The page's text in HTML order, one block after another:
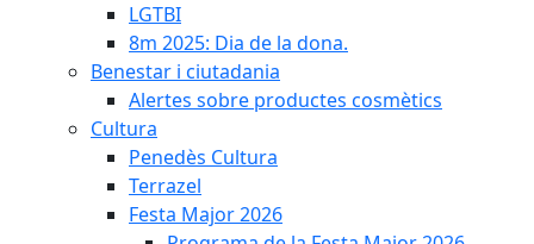
LGTBI
8m 2025: Dia de la dona.
Benestar i ciutadania
Alertes sobre productes cosmètics
Cultura
Penedès Cultura
Terrazel
Festa Major 2026